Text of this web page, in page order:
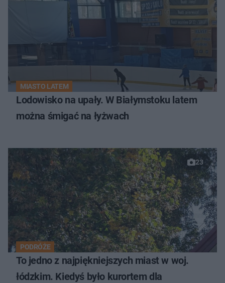
MIASTO LATEM
Lodowisko na upały. W Białymstoku latem
można śmigać na łyżwach
23
PODRÓŻE
To jedno z najpiękniejszych miast w woj.
łódzkim. Kiedyś było kurortem dla